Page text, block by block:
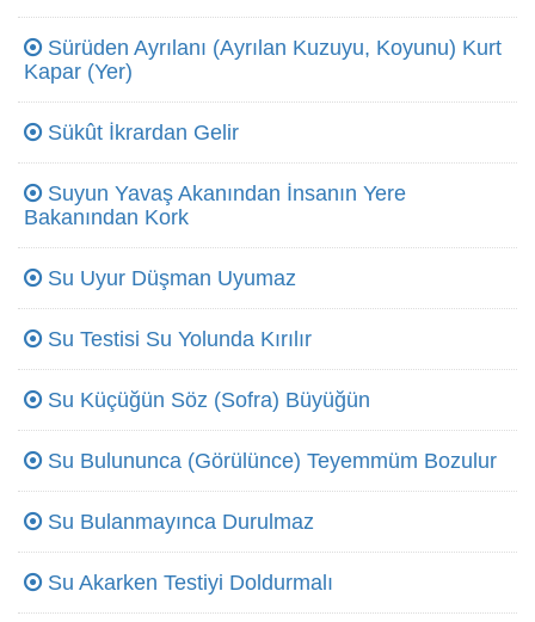
Sürüden Ayrılanı (Ayrılan Kuzuyu, Koyunu) Kurt
Kapar (Yer)
Sükût İkrardan Gelir
Suyun Yavaş Akanından İnsanın Yere
Bakanından Kork
Su Uyur Düşman Uyumaz
Su Testisi Su Yolunda Kırılır
Su Küçüğün Söz (Sofra) Büyüğün
Su Bulununca (Görülünce) Teyemmüm Bozulur
Su Bulanmayınca Durulmaz
Su Akarken Testiyi Doldurmalı